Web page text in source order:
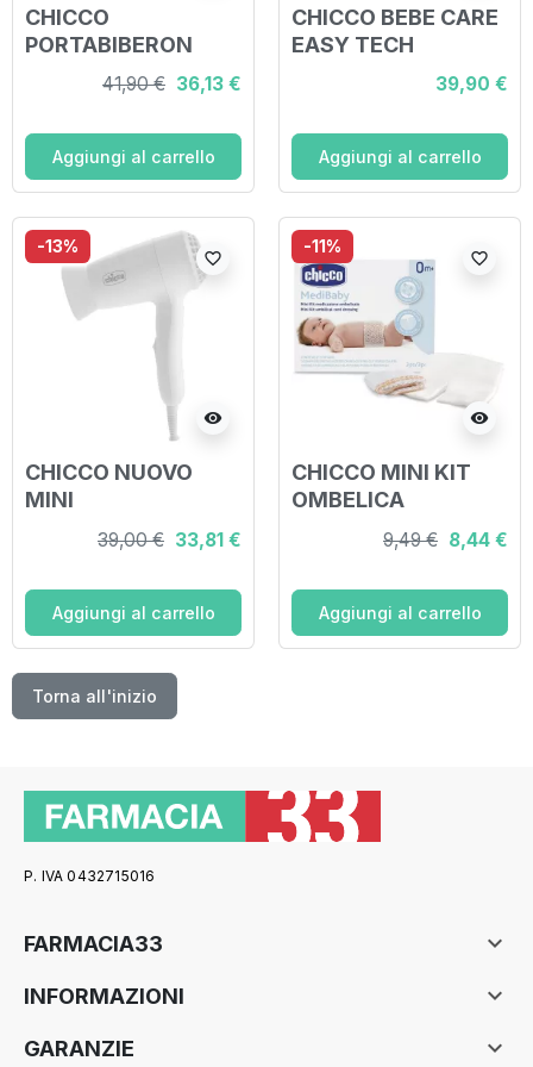
CHICCO
PORTABIBERON
TERMICO STEP UP
41,90 € 36,13 €
Aggiungi al carrello
CHICCO BEBE CARE
EASY TECH
39,90 €
Aggiungi al carrello
-13%
visibility
favorite_border
CHICCO NUOVO
MINI
ASCIUGACAPELLI
39,00 € 33,81 €
Aggiungi al carrello
-11%
visibility
favorite_border
CHICCO MINI KIT
OMBELICA
9,49 € 8,44 €
Aggiungi al carrello
Torna all'inizio
P. IVA 0432715016
FARMACIA33 
INFORMAZIONI 
GARANZIE 